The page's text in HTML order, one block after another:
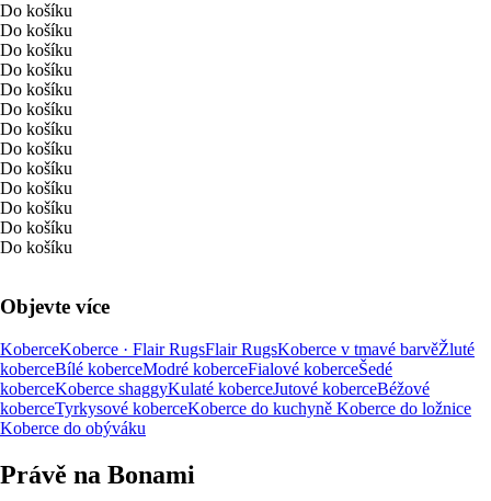
Do košíku
Do košíku
Do košíku
Do košíku
Do košíku
Do košíku
Do košíku
Do košíku
Do košíku
Do košíku
Do košíku
Do košíku
Do košíku
Objevte více
KoberceKoberce · Flair RugsFlair RugsKoberce v tmavé barvěŽluté
koberceBílé koberceModré koberceFialové koberceŠedé
koberceKoberce shaggyKulaté koberceJutové koberceBéžové
koberceTyrkysové koberceKoberce do kuchyně Koberce do ložnice
Koberce do obýváku
Právě na Bonami